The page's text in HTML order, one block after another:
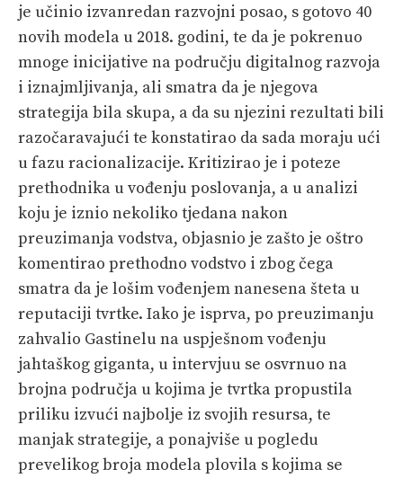
je učinio izvanredan razvojni posao, s gotovo 40
novih modela u 2018. godini, te da je pokrenuo
mnoge inicijative na području digitalnog razvoja
i iznajmljivanja, ali smatra da je njegova
strategija bila skupa, a da su njezini rezultati bili
razočaravajući te konstatirao da sada moraju ući
u fazu racionalizacije. Kritizirao je i poteze
prethodnika u vođenju poslovanja, a u analizi
koju je iznio nekoliko tjedana nakon
preuzimanja vodstva, objasnio je zašto je oštro
komentirao prethodno vodstvo i zbog čega
smatra da je lošim vođenjem nanesena šteta u
reputaciji tvrtke. Iako je isprva, po preuzimanju
zahvalio Gastinelu na uspješnom vođenju
jahtaškog giganta, u intervjuu se osvrnuo na
brojna područja u kojima je tvrtka propustila
priliku izvući najbolje iz svojih resursa, te
manjak strategije, a ponajviše u pogledu
prevelikog broja modela plovila s kojima se